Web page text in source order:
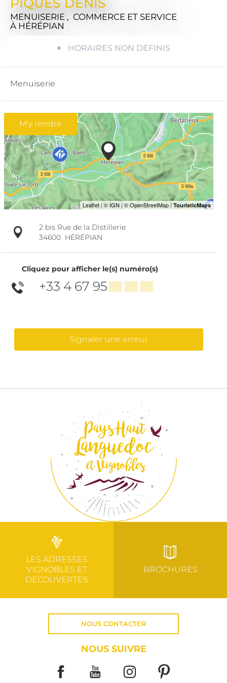
MENUISERIE , COMMERCE ET SERVICE
À HÉRÉPIAN
HORAIRES NON DÉFINIS
Menuiserie
M'y rendre
2 bis Rue de la Distillerie
34600 HÉRÉPIAN
Cliquez pour afficher le(s) numéro(s)
+33 4 67 95▒▒ ▒▒ ▒▒
Signaler une erreur
LES ADRESSES
VIGNOBLES ET
DÉCOUVERTES
BROCHURES
NOUS CONTACTER
NOUS SUIVRE